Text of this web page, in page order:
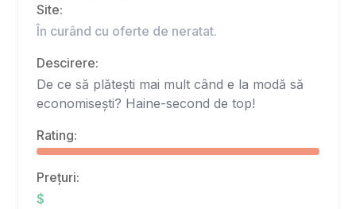
Site:
În curând cu oferte de neratat.
Descirere:
De ce să plătești mai mult când e la modă să
economisești? Haine-second de top!
Rating:
Prețuri:
$